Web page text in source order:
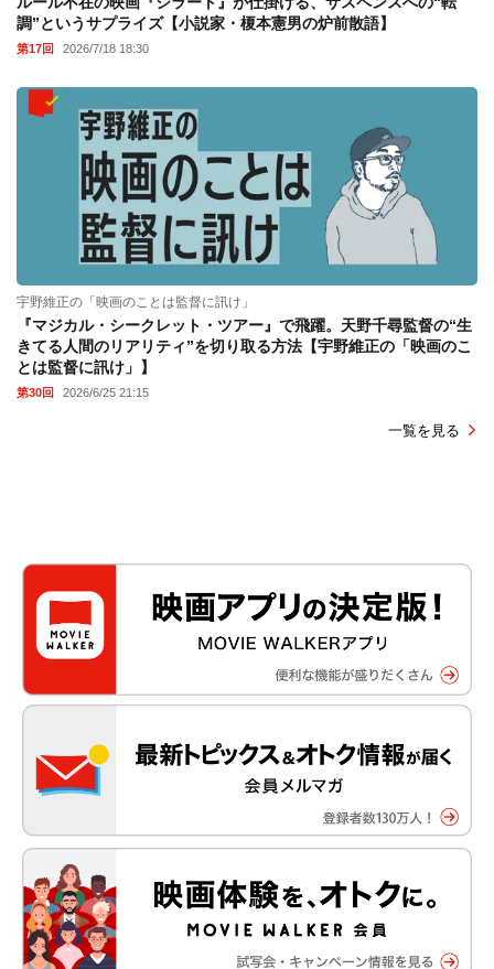
調”というサプライズ【小説家・榎本憲男の炉前散語】
第17回 2026/7/18 18:30
宇野維正の「映画のことは監督に訊け」
『マジカル・シークレット・ツアー』で飛躍。天野千尋監督の“生
きてる人間のリアリティ”を切り取る方法【宇野維正の「映画のこ
とは監督に訊け」】
第30回 2026/6/25 21:15
一覧を見る